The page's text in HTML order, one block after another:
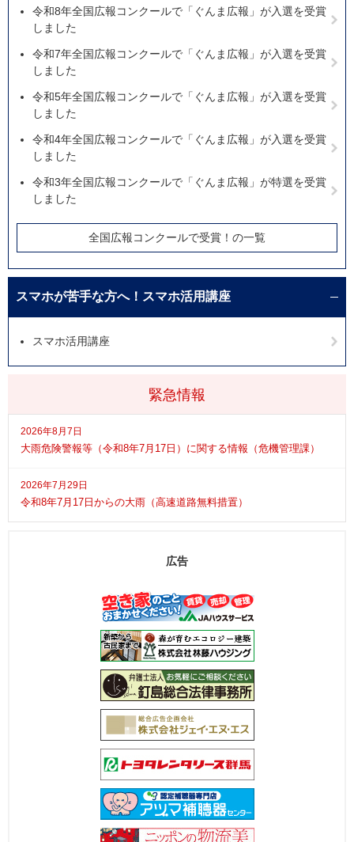
緊急情報
2026年8月7日
大雨危険警報等（令和8年7月17日）に関する情報（危機管理課）
2026年7月29日
令和8年7月17日からの大雨（高速道路無料措置）
令和8年全国広報コンクールで「ぐんま広報」が入選を受賞
しました
令和7年全国広報コンクールで「ぐんま広報」が入選を受賞
しました
令和5年全国広報コンクールで「ぐんま広報」が入選を受賞
しました
令和4年全国広報コンクールで「ぐんま広報」が入選を受賞
しました
令和3年全国広報コンクールで「ぐんま広報」が特選を受賞
しました
全国広報コンクールで受賞！の一覧
スマホが苦手な方へ！スマホ活用講座
スマホ活用講座
広告